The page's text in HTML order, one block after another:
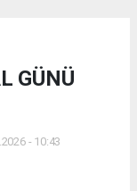
GÜNÜ
- 10:43